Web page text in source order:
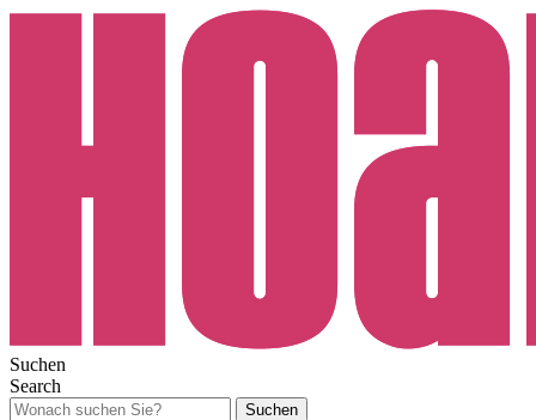
Suchen
Search
Suchen